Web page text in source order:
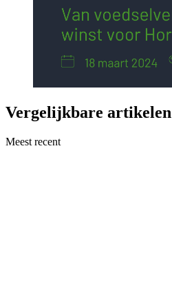
Vergelijkbare artikelen
Meest recent